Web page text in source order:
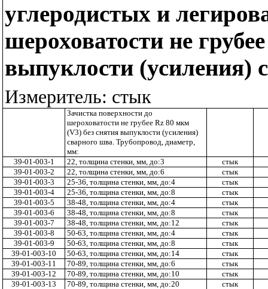
углеродистых и
шероховатости не
выпуклости (усиления)
Измеритель: стык
Зачистка поверхности до
шероховатости не грубее Rz80 мкм
(V3) без снятия выпуклости (усиления)
сварного шва. Трубопровод, диаметр,
мм:
39-01-003-1
22, толщина стенки, мм, до:3 стык
39-01-003-2
22, толщина стенки, мм, до:6 стык
39-01-003-3
25-36, толщина стенки, мм, до:4 стык
39-01-003-4
25-36, толщина стенки, мм, до:8 стык
39-01-003-5
38-48, толщина стенки, мм, до:4 стык
39-01-003-6
38-48, толщина стенки, мм, до:8 стык
39-01-003-7
38-48, толщина стенки, мм, до:12 стык
39-01-003-8
50-63, толщина стенки, мм, до:4 стык
39-01-003-9
50-63, толщина стенки, мм, до:8 стык
39-01-003-10
50-63, толщина стенки, мм, до:14 стык
39-01-003-11
70-89, толщина стенки, мм, до:6 стык
39-01-003-12
70-89, толщина стенки, мм, до:10 стык
39-01-003-13
70-89, толщина стенки, мм, до:20 стык